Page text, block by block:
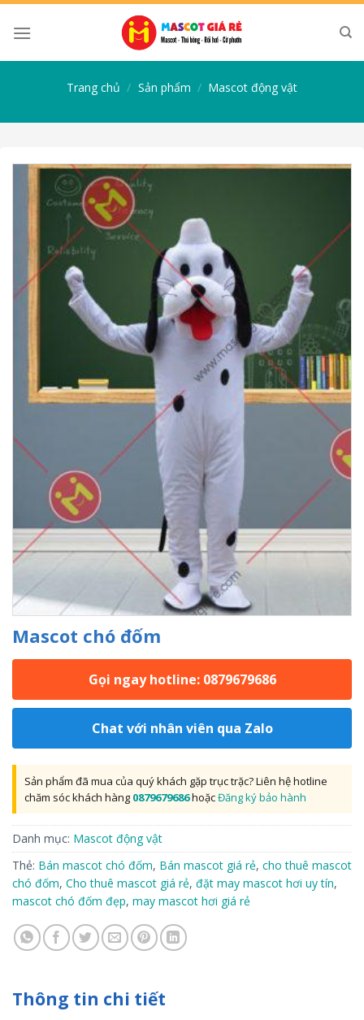
Skip
Trang chủ / Sản phẩm / Mascot động vật
Mascot chó đốm
Gọi ngay hotline: 0879679686
Chat với nhân viên qua Zalo
Sản phẩm đã mua của quý khách gặp trục trặc? Liên hệ hotline
chăm sóc khách hàng 0879679686hoặcĐăng ký bảo hành
Danh mục: Mascot động vật
Thẻ: Bán mascot chó đốm, Bán mascot giá rẻ, cho thuê mascot
chó đốm, Cho thuê mascot giá rẻ, đặt may mascot hơi uy tín,
mascot chó đốm đẹp, may mascot hơi giá rẻ
Thông tin chi tiết